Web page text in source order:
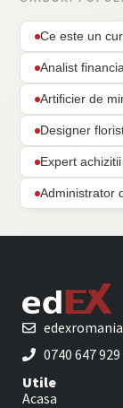
Ce este un
Analist
Artificier de
Designer
Expert
Administrator
0740 647 929
Utile
Acasa